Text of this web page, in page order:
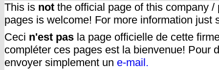
This is not the official page of this company
pages is welcome! For more information just
Ceci n'est pas la page officielle de cette
compléter ces pages est la bienvenue! Pour
envoyer simplement un e-mail.